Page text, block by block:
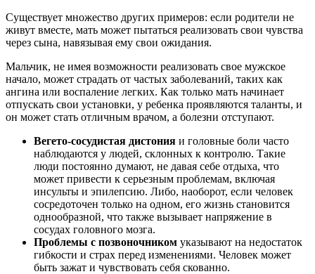
Существует множество других примеров: если родители не
живут вместе, мать может пытаться реализовать свои чувства
через сына, навязывая ему свои ожидания.
Мальчик, не имея возможности реализовать свое мужское
начало, может страдать от частых заболеваний, таких как
ангина или воспаление легких. Как только мать начинает
отпускать свои установки, у ребенка проявляются таланты, и
он может стать отличным врачом, а болезни отступают.
Вегето-сосудистая дистония и головные боли часто
наблюдаются у людей, склонных к контролю. Такие
люди постоянно думают, не давая себе отдыха, что
может привести к серьезным проблемам, включая
инсульты и эпилепсию. Либо, наоборот, если человек
сосредоточен только на одном, его жизнь становится
однообразной, что также вызывает напряжение в
сосудах головного мозга.
Проблемы с позвоночником указывают на недостаток
гибкости и страх перед изменениями. Человек может
быть зажат и чувствовать себя скованно.